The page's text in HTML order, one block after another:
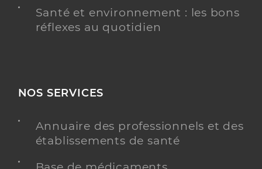
Santé et environnement : les bons
réflexes au quotidien
NOS SERVICES
Annuaire des professionnels et des
établissements de santé